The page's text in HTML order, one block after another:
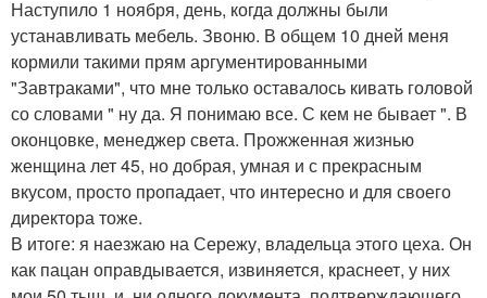
Наступило 1 ноября, день, когда должны были
устанавливать мебель. Звоню. В общем 10 дней меня
кормили такими прям аргументированными
"Завтраками", что мне только оставалось кивать головой
со словами " ну да. Я понимаю все. С кем не бывает ". В
оконцовке, менеджер света. Прожженная жизнью
женщина лет 45, но добрая, умная и с прекрасным
вкусом, просто пропадает, что интересно и для своего
директора тоже.
В итоге: я наезжаю на Сережу, владельца этого цеха. Он
как пацан оправдывается, извиняется, краснеет, у них